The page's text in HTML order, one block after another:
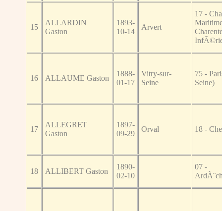
15
ALLARDIN
Gaston
1893-
10-14
Arvert
17 -
16 ALLAUME Gaston
1888-
01-17
Vitry-sur-
Seine
75 -
Seine)
17
ALLEGRET
Gaston
1897-
09-29
Orval 18 -
18 ALLIBERT Gaston
1890-
02-10
07 -